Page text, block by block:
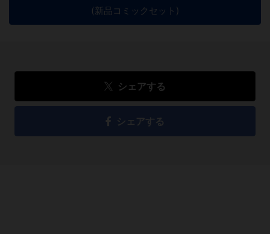
(新品コミックセット)
シェアする
シェアする